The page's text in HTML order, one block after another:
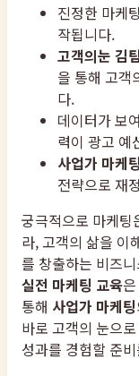
진정한 마케
작됩니다.
고객의눈 김
을 통해 고객
다.
데이터가 보
력이 광고 예
사업가 마케팅
전략으로 재
궁극적으로 마케팅
라, 고객의 삶을 이
를 창출하는 비즈
실전 마케팅 교육
통해 사업가 마케팅
바로 고객의 눈으
성과를 경험할 준